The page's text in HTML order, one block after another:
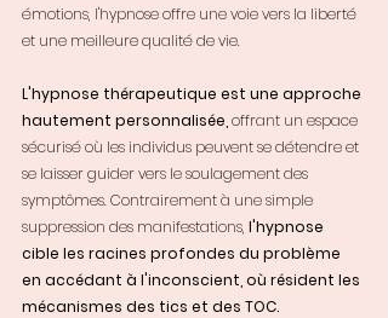
émotions, l'hypnose offre une voie vers la liberté
et une meilleure qualité de vie.
L'hypnose thérapeutique est une approche
hautement personnalisée, offrant un espace
sécurisé où les individus peuvent se détendre et
se laisser guider vers le soulagement des
symptômes. Contrairement à une simple
suppression des manifestations, l'hypnose
cible les racines profondes du problème
en accédant à l'inconscient, où résident les
mécanismes des tics et des TOC.